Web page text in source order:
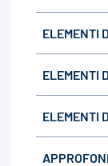
ELEMENTI
ELEMENTI
ELEMENTI